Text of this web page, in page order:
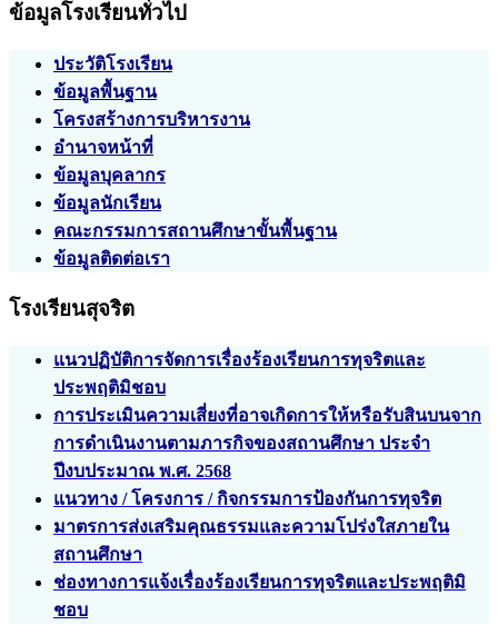
ข้อมูลโรงเรียนทั่วไป
ประวัติโรงเรียน
ข้อมูลพื้นฐาน
โครงสร้างการบริหารงาน
อำนาจหน้าที่
ข้อมูลบุคลากร
ข้อมูลนักเรียน
คณะกรรมการสถานศึกษาขั้นพื้นฐาน
ข้อมูลติดต่อเรา
โรงเรียนสุจริต
แนวปฏิบัติการจัดการเรื่องร้องเรียนการทุจริตและ
ประพฤติมิชอบ
การประเมินความเสี่ยงที่อาจเกิดการให้หรือรับสินบนจาก
การดำเนินงานตามภารกิจของสถานศึกษา ประจำ
ปีงบประมาณ พ.ศ. 2568
แนวทาง / โครงการ / กิจกรรมการป้องกันการทุจริต
มาตรการส่งเสริมคุณธรรมและความโปร่งใสภายใน
สถานศึกษา
ช่องทางการแจ้งเรื่องร้องเรียนการทุจริตและประพฤติมิ
ชอบ